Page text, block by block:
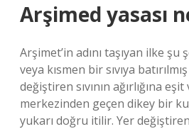
Arşimed yasası
Arşimet’in adını taşıyan ilke
veya kısmen bir sıvıya
değiştiren sıvının ağırlığına eşit
merkezinden geçen dikey bir
yukarı doğru itilir. Yer değiştiren